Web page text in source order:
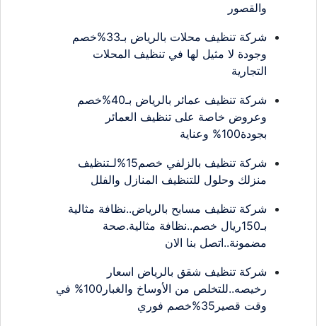
والقصور
شركة تنظيف محلات بالرياض بـ33%خصم
وجودة لا مثيل لها في تنظيف المحلات
التجارية
شركة تنظيف عمائر بالرياض بـ40%خصم
وعروض خاصة على تنظيف العمائر
بجودة100% وعناية
شركة تنظيف بالزلفي خصم15%لـتنظيف
منزلك وحلول للتنظيف المنازل والفلل
شركة تنظيف مسابح بالرياض..نظافة مثالية
بـ150ريال خصم..نظافة مثالية.صحة
مضمونة..اتصل بنا الان
شركة تنظيف شقق بالرياض اسعار
رخيصه..للتخلص من الأوساخ والغبار100% في
وقت قصير35%خصم فوري